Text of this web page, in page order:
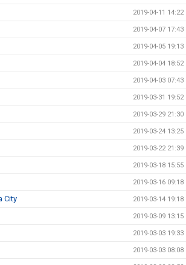
2019-04-11 14:22
2019-04-07 17:43
2019-04-05 19:13
2019-04-04 18:52
2019-04-03 07:43
2019-03-31 19:52
2019-03-29 21:30
2019-03-24 13:25
2019-03-22 21:39
2019-03-18 15:55
2019-03-16 09:18
City 2019-03-14 19:18
2019-03-09 13:15
2019-03-03 19:33
2019-03-03 08:08